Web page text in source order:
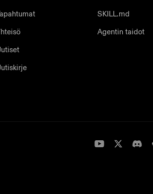
SKILL.md
Agentin taidot